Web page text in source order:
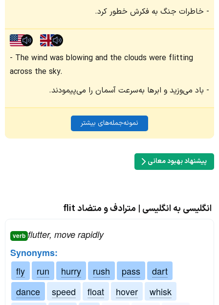
خاطرات جنگ به فکرش خطور کرد.
The wind was blowing and the clouds were flitting
across the sky.
باد می‌وزید و ابرها به‌سرعت آسمان را می‌پیمودند.
نمونه‌جمله‌های بیشتر
پیشنهاد بهبود معانی
انگلیسی به انگلیسی | مترادف و متضاد flit
verb flutter, move rapidly
Synonyms:
fly
run hurry rush pass
dart
dance
speed float hover
whisk